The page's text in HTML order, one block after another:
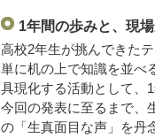
1年間の歩みと、現
高校2年生が挑んできた
単に机の上で知識を並べ
具現化する活動として、
今回の発表に至るまで、
の「生真面目な声」を丹